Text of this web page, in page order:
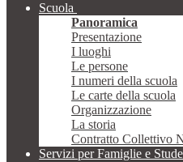
Scuola
Panoramica
Presentazione
I luoghi
Le persone
I numeri della scuola
Le carte della scuola
Organizzazione
La storia
Contratto Collettivo
Servizi per Famiglie e